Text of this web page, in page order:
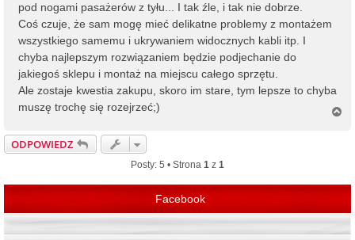
pod nogami pasażerów z tyłu... I tak źle, i tak nie dobrze.
Coś czuje, że sam mogę mieć delikatne problemy z montażem
wszystkiego samemu i ukrywaniem widocznych kabli itp. I
chyba najlepszym rozwiązaniem będzie podjechanie do
jakiegoś sklepu i montaż na miejscu całego sprzętu.
Ale zostaje kwestia zakupu, skoro im stare, tym lepsze to chyba
muszę trochę się rozejrzeć;)
ODPOWIEDZ
Posty: 5 • Strona 1 z 1
Facebook